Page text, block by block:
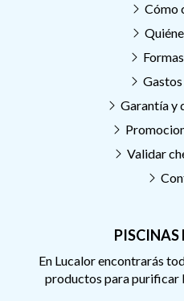
PISCINAS
En Lucalor encontrarás
productos para purificar
Cómo
Garantía y
Validar